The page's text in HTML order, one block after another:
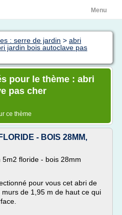
Menu
: serre de jardin > abri
jardin bois autoclave pas
pour le thème : abri
pas cher
ce thème
- BOIS 28MM,
floride - bois 28mm
pour vous cet abri de
de 1,95 m de haut ce qui